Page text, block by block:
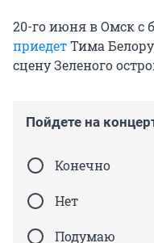
20-го июня в Омск с
приедетТима
сцену Зеленого
Пойдете на
Конечно
Нет
Подумаю